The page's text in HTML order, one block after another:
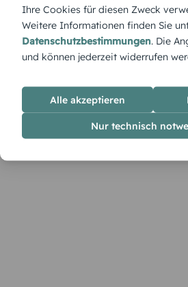
Ihre Cookies für diesen Zweck
Weitere Informationen finden Sie
Datenschutzbestimmungen. Die
und können jederzeit widerrufen
Alle akzeptieren
Nur technisch